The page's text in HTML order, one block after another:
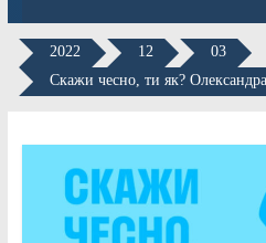
2022 12
03
Скажи чесно, ти як?